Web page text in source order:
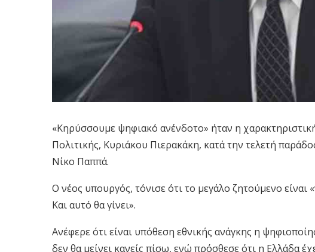
«Κηρύσσουμε ψηφιακό ανένδοτο» ήταν η
Πολιτικής, Κυριάκου Πιερακάκη, κατά την τελετή
Νίκο Παππά.
Ο νέος υπουργός, τόνισε ότι το μεγάλο ζητούμενο
Και αυτό θα γίνει».
Ανέφερε ότι είναι υπόθεση εθνικής ανάγκης η
δεν θα μείνει κανείς πίσω, ενώ πρόσθεσε ότι η Ελλάδα